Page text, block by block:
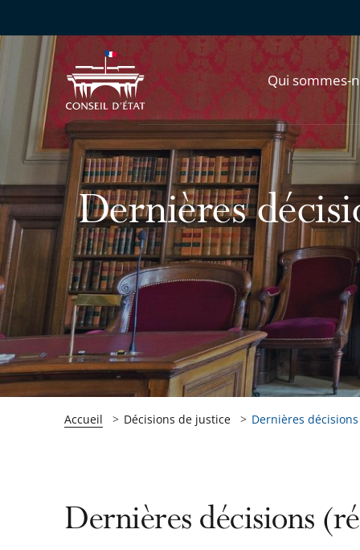
Qui sommes-
Dernières
Accueil Décisions de justice Dernières
Dernières décisions